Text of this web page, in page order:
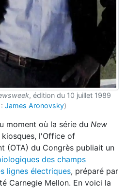
, édition du 10 juillet 1989
James Aronovsky)
moment où la série du New
l'Office of
(OTA) du Congrès publiait un
des champs
lignes électriques, préparé par
Carnegie Mellon. En voici la